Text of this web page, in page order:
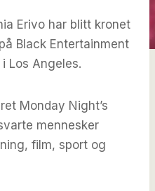
Erivo har blitt kronet
Black Entertainment
Los Angeles.
Monday Night’s
mennesker
film, sport og